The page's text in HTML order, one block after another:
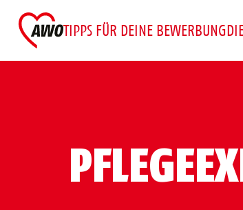
TIPPS FÜR DEINE BEWERBUNG